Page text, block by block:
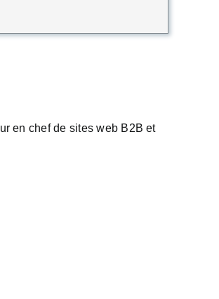
en chef de sites web B2B et